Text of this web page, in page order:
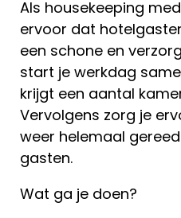
Als housekeeping
ervoor dat
een schone en
start je werkdag
krijgt een aantal
Vervolgens zorg je
weer helemaal
gasten.
Wat ga je doen?